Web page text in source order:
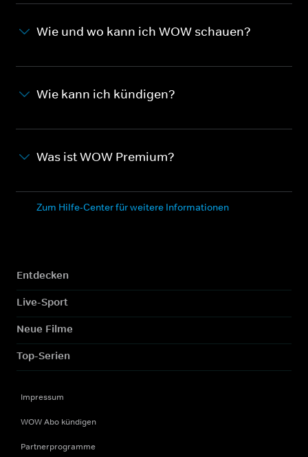
Wie und wo kann ich WOW schauen?
Wie kann ich kündigen?
Was ist WOW Premium?
Zum Hilfe-Center für weitere Informationen
Entdecken
Live-Sport
Neue Filme
Top-Serien
Impressum
WOW Abo kündigen
Partnerprogramme